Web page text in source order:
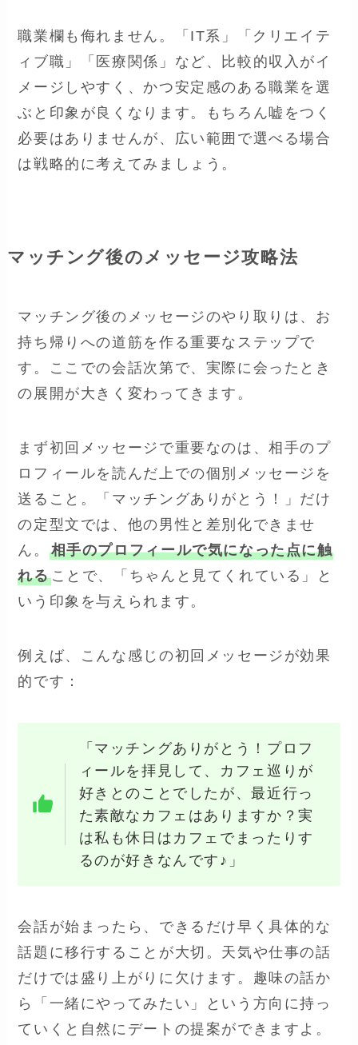
職業欄も侮れません。「IT系」「クリエイテ
ィブ職」「医療関係」など、比較的収入がイ
メージしやすく、かつ安定感のある職業を選
ぶと印象が良くなります。もちろん嘘をつく
必要はありませんが、広い範囲で選べる場合
は戦略的に考えてみましょう。
マッチング後のメッセージ攻略法
マッチング後のメッセージのやり取りは、お
持ち帰りへの道筋を作る重要なステップで
す。ここでの会話次第で、実際に会ったとき
の展開が大きく変わってきます。
まず初回メッセージで重要なのは、相手のプ
ロフィールを読んだ上での個別メッセージを
送ること。「マッチングありがとう！」だけ
の定型文では、他の男性と差別化できませ
ん。 相手のプロフィールで気になった点に触
れることで、「ちゃんと見てくれている」と
いう印象を与えられます。
例えば、こんな感じの初回メッセージが効果
的です：
「マッチングありがとう！プロフ
ィールを拝見して、カフェ巡りが
好きとのことでしたが、最近行っ
た素敵なカフェはありますか？実
は私も休日はカフェでまったりす
るのが好きなんです♪」
会話が始まったら、できるだけ早く具体的な
話題に移行することが大切。天気や仕事の話
だけでは盛り上がりに欠けます。趣味の話か
ら「一緒にやってみたい」という方向に持っ
ていくと自然にデートの提案ができますよ。